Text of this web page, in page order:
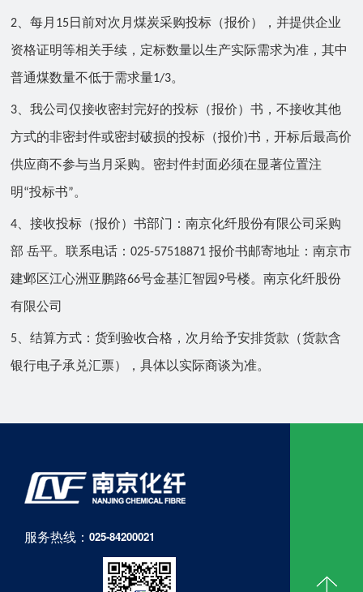
2 、每月 15日前对次月煤炭采购投标（报价），并提供企业
资格证明等相关手续，定标数量以生产实际需求为准，其中
普通煤数量不低于需求量1/3。
3 、我公司仅接收密封完好的投标（报价）书，不接收其他
方式的非密封件或密封破损的投标（报价)书，开标后最高价
供应商不参与当月采购。密封件封面必须在显著位置注
明“投标书”。
4 、接收投标（报价）书部门：南京化纤股份有限公司采购
部 岳平。联系电话：025-57518871报价书邮寄地址：南京市
建邺区江心洲亚鹏路66号金基汇智园 9号楼。南京化纤股份
有限公司
5 、结算方式：货到验收合格，次月给予安排货款（货款含
银行电子承兑汇票），具体以实际商谈为准。
服务热线： 025-84200021